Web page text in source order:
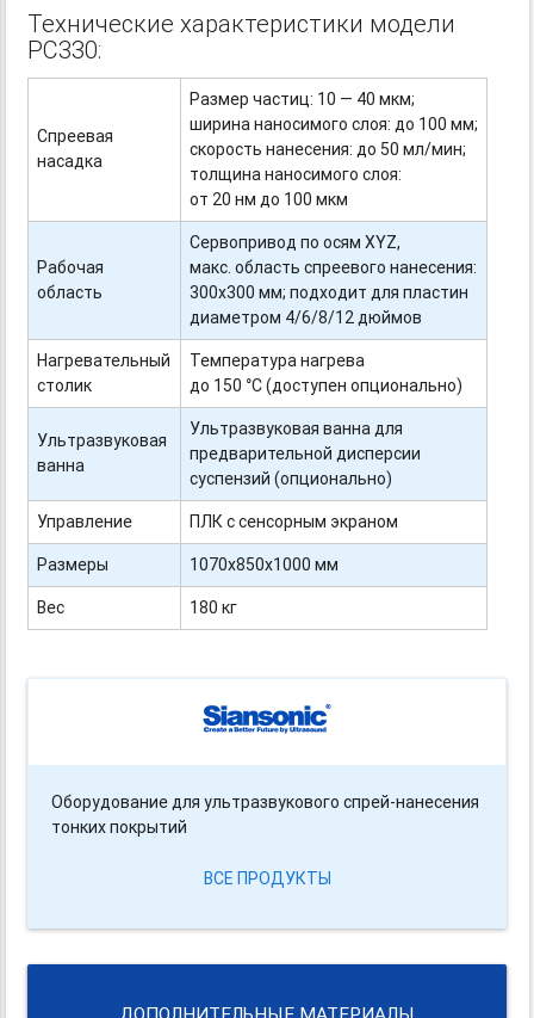
Технические характеристики модели
PC330:
Спреевая
насадка
Размер частиц: 10 — 40 мкм;
ширина наносимого слоя: до 100 мм;
скорость нанесения: до 50 мл/мин;
толщина наносимого слоя:
от 20 нм до 100 мкм
Рабочая
область
Сервопривод по осям XYZ,
макс. область спреевого нанесения:
300х300 мм; подходит для пластин
диаметром 4/6/8/12 дюймов
Нагревательный
столик
Температура нагрева
до 150 °С (доступен опционально)
Ультразвуковая
ванна
Ультразвуковая ванна для
предварительной дисперсии
суспензий (опционально)
Управление
ПЛК с сенсорным экраном
Размеры
1070х850х1000 мм
Вес
180 кг
Оборудование для ультразвукового спрей-нанесения
тонких покрытий
ВСЕ ПРОДУКТЫ